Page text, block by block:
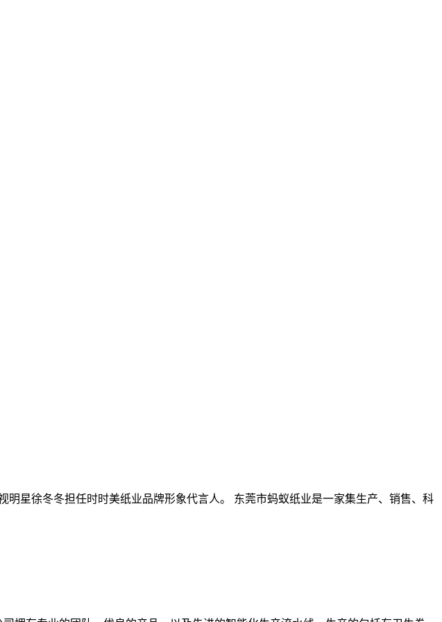
星徐冬冬担任时时美纸业品牌形象代言人。 东莞市蚂蚁纸业是一家集生产、销售、科